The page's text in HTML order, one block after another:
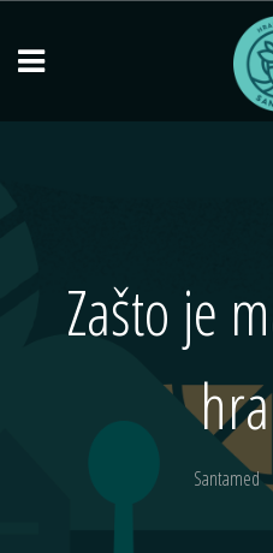
Zašto je
Santamed